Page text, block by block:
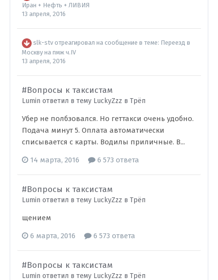
Иран + Нефть + ЛИВИЯ
13 апреля, 2016
slk-stv отреагировал на сообщение в теме: Переезд в
Москву на пмж ч.IV
13 апреля, 2016
#Вопросы к таксистам
Lumin ответил в тему LuckyZzz в Трёп
Убер не полбзовался. Но геттакси очень удобно.
Подача минут 5. Оплата автоматически
списывается с карты. Водилы приличные. В...
14 марта, 2016 6 573 ответа
#Вопросы к таксистам
Lumin ответил в тему LuckyZzz в Трёп
щением
6 марта, 2016 6 573 ответа
#Вопросы к таксистам
Lumin ответил в тему LuckyZzz в Трёп